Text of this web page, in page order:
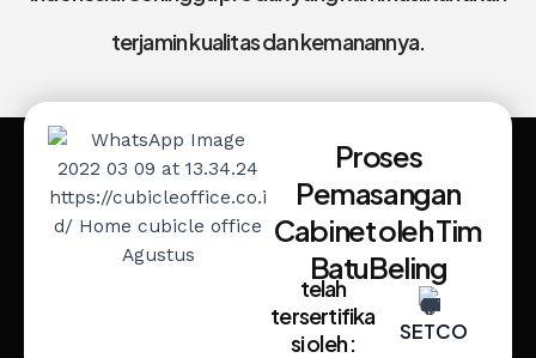
terjamin kualitas dan kemanannya.
Proses
Pemasangan
Cabinet oleh Tim
BatuBeling
telah
tersertifika
si oleh :
SETCO